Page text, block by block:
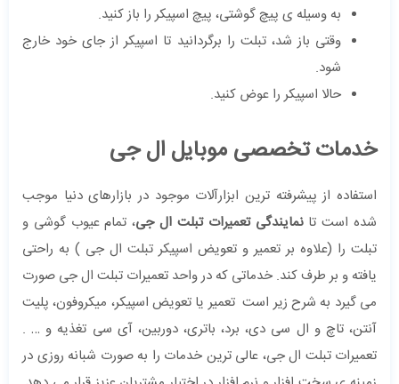
به وسیله ی پیچ گوشتی، پیچ اسپیکر را باز کنید.
وقتی باز شد، تبلت را برگردانید تا اسپیکر از جای خود خارج
شود.
حالا اسپیکر را عوض کنید.
خدمات تخصصی موبایل ال جی
استفاده از پیشرفته ترین ابزارآلات موجود در بازارهای دنیا موجب
شده است تانمایندگی تعمیرات تبلت ال جی، تمام عیوب گوشی و
تبلت را (علاوه بر تعمیر و تعویض اسپیکر تبلت ال جی ) به راحتی
یافته و بر طرف کند. خدماتی که در واحد تعمیرات تبلت ال جی صورت
می گیرد به شرح زیر است تعمیر یا تعویض اسپیکر، میکروفون، پلیت
آنتن، تاچ و ال سی دی، برد، باتری، دوربین، آی سی تغذیه و … .
تعمیرات تبلت ال جی، عالی ترین خدمات را به صورت شبانه روزی در